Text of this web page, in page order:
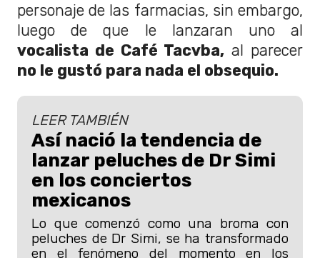
personaje de las farmacias, sin embargo,
luego de que le lanzaran uno al
vocalista de Café Tacvba, al parecer
no le gustó para nada el obsequio.
LEER TAMBIÉN
Así nació la tendencia de
lanzar peluches de Dr Simi
en los conciertos
mexicanos
Lo que comenzó como una broma con
peluches de Dr Simi, se ha transformado
en el fenómeno del momento en los